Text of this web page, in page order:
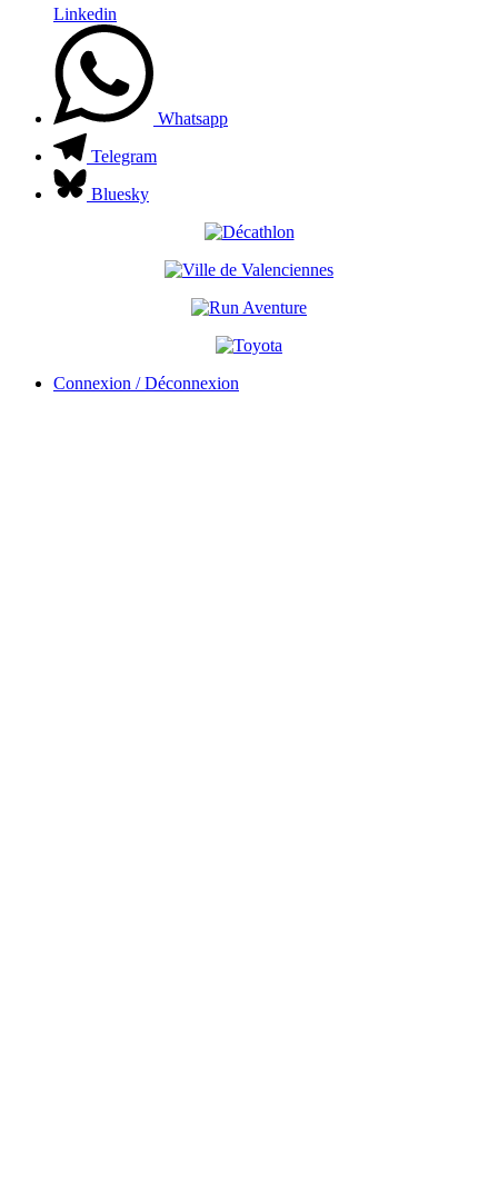
Linkedin
Whatsapp
Telegram
Bluesky
Connexion / Déconnexion